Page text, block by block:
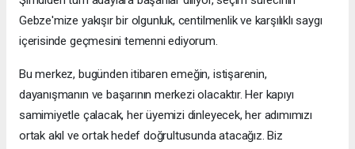
Gebze'mize yakışır bir olgunluk, centilmenlik ve karşılıklı saygı
içerisinde geçmesini temenni ediyorum.
Bu merkez, bugünden itibaren emeğin, istişarenin,
dayanışmanın ve başarının merkezi olacaktır. Her kapıyı
samimiyetle çalacak, her üyemizi dinleyecek, her adımımızı
ortak akıl ve ortak hedef doğrultusunda atacağız. Biz